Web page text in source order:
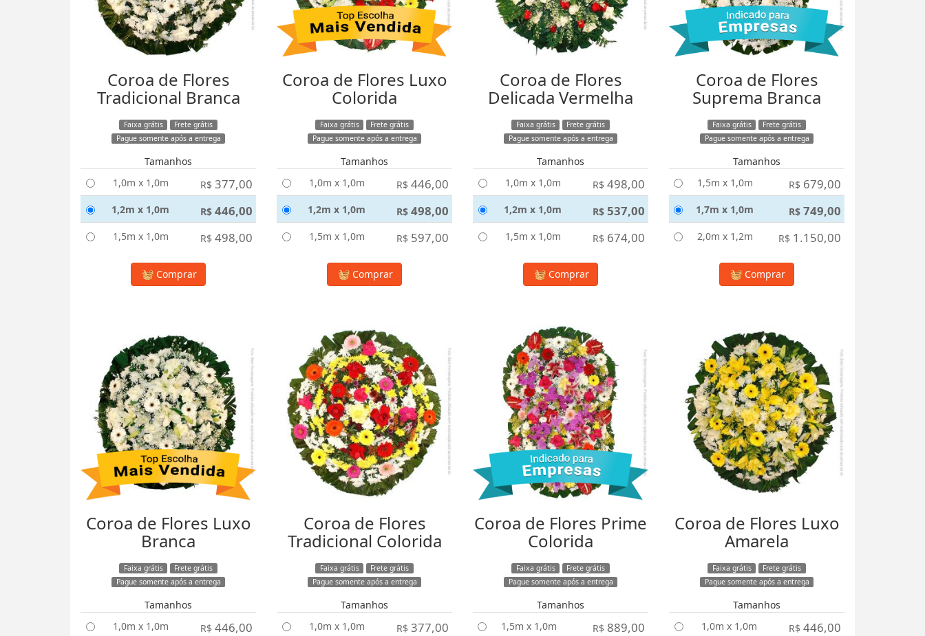
Coroa de Flores
Tradicional Branca
Faixa grátis
Frete grátis
Pague somente após a entrega
Tamanhos
1,0m x 1,0m
R$ 377,00
1,2m x 1,0m R$ 446,00
1,5m x 1,0m R$ 498,00
Comprar
Coroa de Flores Luxo
Colorida
Faixa grátis
Frete grátis
Pague somente após a entrega
Tamanhos
1,0m x 1,0m
R$ 446,00
1,2m x 1,0m R$ 498,00
1,5m x 1,0m R$ 597,00
Comprar
Coroa de Flores
Delicada Vermelha
Faixa grátis
Frete grátis
Pague somente após a entrega
Tamanhos
1,0m x 1,0m
R$ 498,00
1,2m x 1,0m R$ 537,00
1,5m x 1,0m R$ 674,00
Comprar
Coroa de Flores
Suprema Branca
Faixa grátis
Frete grátis
Pague somente após a entrega
Tamanhos
1,5m x 1,0m
R$ 679,00
1,7m x 1,0m R$ 749,00
2,0m x 1,2m R$ 1.150,00
Comprar
Coroa de Flores Luxo
Branca
Faixa grátis
Frete grátis
Pague somente após a entrega
Tamanhos
1,0m x 1,0m
R$ 446,00
Coroa de Flores
Tradicional Colorida
Faixa grátis
Frete grátis
Pague somente após a entrega
Tamanhos
1,0m x 1,0m
R$ 377,00
Coroa de Flores Prime
Colorida
Faixa grátis
Frete grátis
Pague somente após a entrega
Tamanhos
1,5m x 1,0m
R$ 889,00
Coroa de Flores Luxo
Amarela
Faixa grátis
Frete grátis
Pague somente após a entrega
Tamanhos
1,0m x 1,0m
R$ 446,00